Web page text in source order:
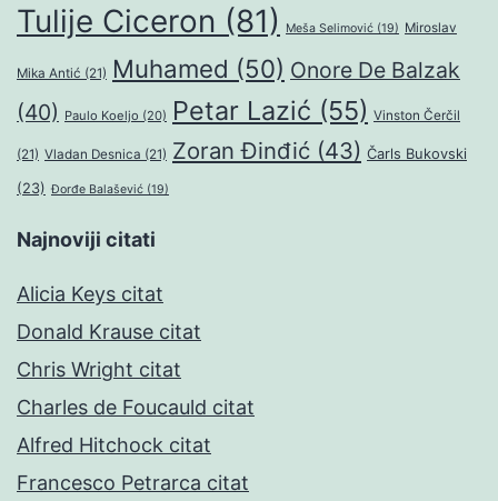
Tulije Ciceron (81) Meša Selimović (19) Miroslav
Mika Antić (21) Muhamed (50) Onore De Balzak
(40) Paulo Koeljo (20) Petar Lazić (55) Vinston Čerčil
(21) Vladan Desnica (21) Zoran Đinđić (43) Čarls Bukovski
(23) Đorđe Balašević (19)
Najnoviji citati
Alicia Keys citat
Donald Krause citat
Chris Wright citat
Charles de Foucauld citat
Alfred Hitchock citat
Francesco Petrarca citat